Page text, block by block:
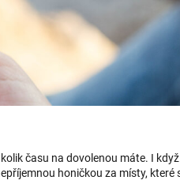
času na dovolenou máte. I
honičkou za místy, které